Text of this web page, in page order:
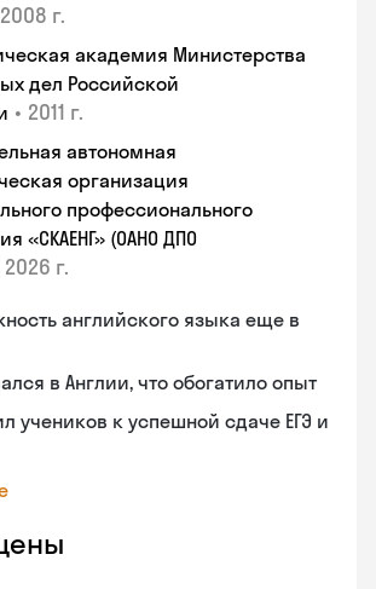
2008 г.
академия Министерства
дел Российской
• 2011 г.
автономная
организация
профессионального
«СКАЕНГ» (ОАНО ДПО
2026 г.
английского языка еще в
в Англии, что обогатило опыт
учеников к успешной сдаче ЕГЭ и